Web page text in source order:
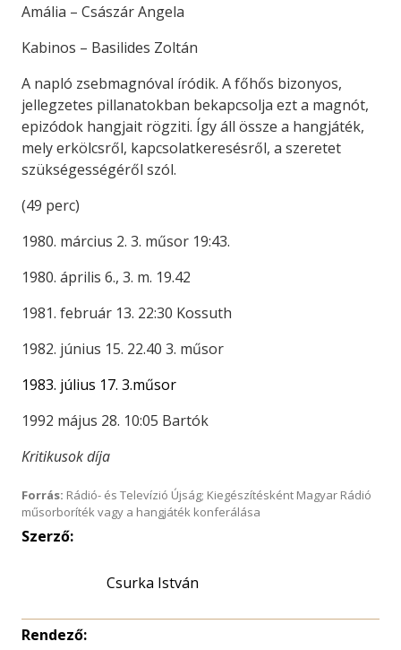
Amália – Császár Angela
Kabinos – Basilides Zoltán
A napló zsebmagnóval íródik. A főhős bizonyos,
jellegzetes pillanatokban bekapcsolja ezt a magnót,
epizódok hangjait rögziti. Így áll össze a hangjáték,
mely erkölcsről, kapcsolatkeresésről, a szeretet
szükségességéről szól.
(49 perc)
1980. március 2. 3. műsor 19:43.
1980. április 6., 3. m. 19.42
1981. február 13. 22:30 Kossuth
1982. június 15. 22.40 3. műsor
1983. július 17. 3.műsor
1992 május 28. 10:05 Bartók
Kritikusok díja
Forrás: Rádió- és Televízió Újság; Kiegészítésként Magyar Rádió
műsorboríték vagy a hangjáték konferálása
Szerző:
Csurka István
Rendező: